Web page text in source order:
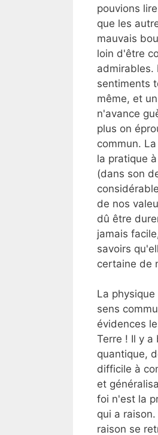
pouvions
que les
mauvais
loin d'être
admirables.
sentiments
même, et
n'avance
plus on
commun.
la pratique
(dans son
de nos
dû être
jamais
savoirs
certaine de
La
sens
évidences
Terre ! Il y
quantique,
difficile à
et
foi n'est la
qui a
raison se